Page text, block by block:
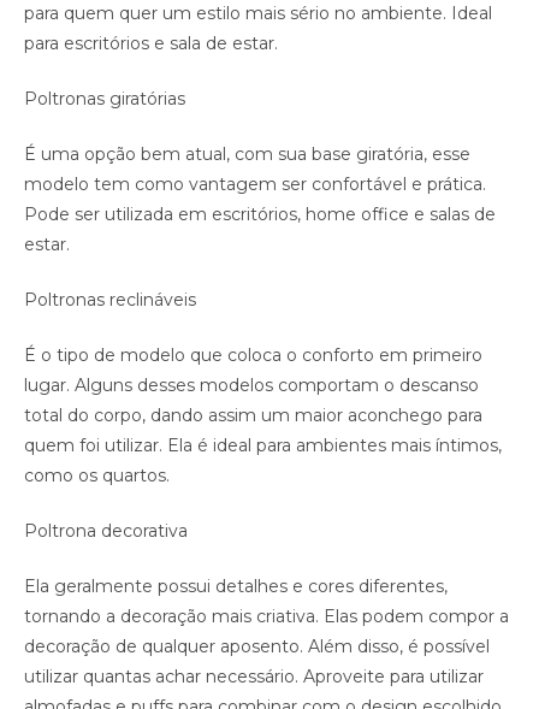
para quem quer um estilo mais sério no ambiente. Ideal
para escritórios e sala de estar.
Poltronas giratórias
É uma opção bem atual, com sua base giratória, esse
modelo tem como vantagem ser confortável e prática.
Pode ser utilizada em escritórios, home office e salas de
estar.
Poltronas reclináveis
É o tipo de modelo que coloca o conforto em primeiro
lugar. Alguns desses modelos comportam o descanso
total do corpo, dando assim um maior aconchego para
quem foi utilizar. Ela é ideal para ambientes mais íntimos,
como os quartos.
Poltrona decorativa
Ela geralmente possui detalhes e cores diferentes,
tornando a decoração mais criativa. Elas podem compor a
decoração de qualquer aposento. Além disso, é possível
utilizar quantas achar necessário. Aproveite para utilizar